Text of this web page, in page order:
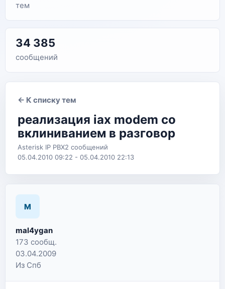
тем
34 385
сообщений
← К списку тем
реализация iax modem со
вклиниванием в разговор
Asterisk IP PBX2 сообщений
05.04.2010 09:22 - 05.04.2010 22:13
M
mal4ygan
173 сообщ.
03.04.2009
Из Спб